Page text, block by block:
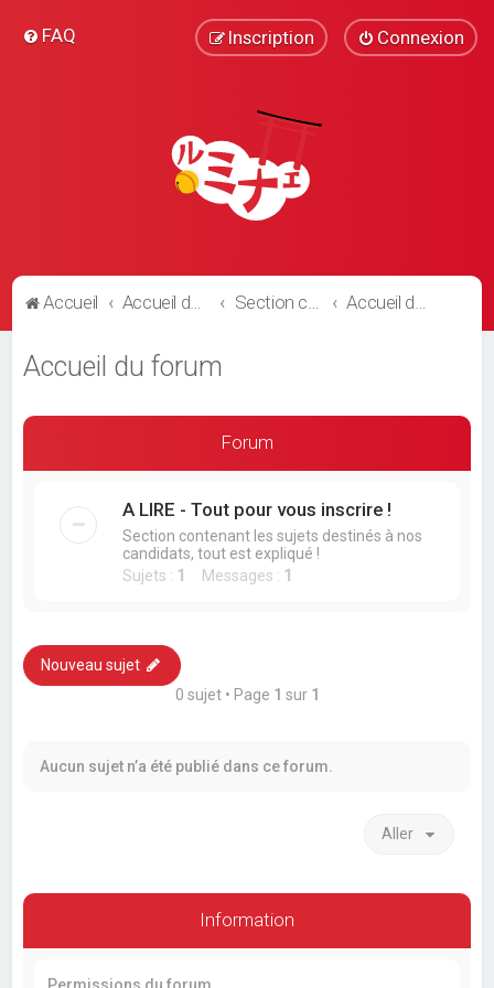
FAQ Connexion
Inscription
Accueil Accueil du forum Section communautaire Accueil du forum
Accueil du forum
Forum
A LIRE - Tout pour vous inscrire !
Section contenant les sujets destinés à nos
candidats, tout est expliqué !
Sujets : 1 Messages : 1
Nouveau sujet
0 sujet • Page 1 sur 1
Aucun sujet n’a été publié dans ce forum.
Aller
Information